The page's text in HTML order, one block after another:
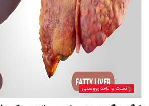
زانست و تەندرووستی